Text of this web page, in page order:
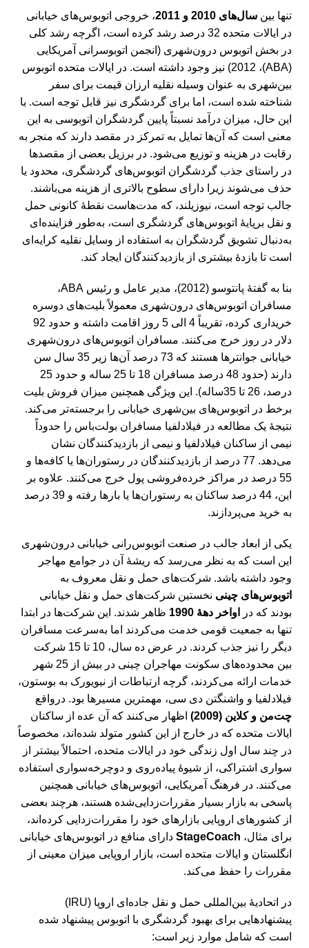
تنها بین سال‌های 2010 و 2011
، خروجی اتوبوس‌های خیابانی
در ایالات متحده 32 درصد رشد کرده است، اگرچه رشد کلی
در بخش اتوبوس درون‌شهری (انجمن اتوبوسرانی آمریکایی
(ABA)، 2012) نیز وجود داشته است. در ایالات متحده اتوبوس
بین‌شهری به عنوان وسیله نقلیه ارزان قیمت برای سفر
شناخته شده است، اما برای گردشگری نیز قابل توجه است. با
این حال، میزان درآمد نسبتاً پایین گردشگران اتوبوسی به این
معنی است که آن‌ها تمایل به تمرکز در مقصد دارند که منجر به
رقابت در هزینه و توزیع می‌شود. در برزیل بعضی از مقصدها
در راستای جذب گردشگران اتوبوس‌های گردشگری، محدود یا
حذف می‌شوند زیرا دارای سطوح بالاتری از هزینه می‌باشند.
جالب توجه است، نیوزیلند، که مدت‌هاست نقطۀ کانونی حمل
و نقل برپایۀ اتوبوس‌های گردشگری است، به‌طور فزاینده‌ای
به‌دنبال تشویق گردشگران به استفاده از وسایل نقلیه کرایه‌ای
است تا بازدۀ بیشتری از بازدیدکنندگان ایجاد کند.
بنا به گفتۀ پانتوسو (2012)، مدیر عامل و رئیس ABA،
مسافران اتوبوس‌های درون‌شهری معمولاً بلیت‌های دوسره
خریداری کرده، تقریباً 4 الی 5 روز اقامت داشته و حدود 92
دلار در روز خرج می‌کنند. مسافران اتوبوس‌های درون‌شهری
خیابانی جوانترها هستند که 73 درصد آن‌ها زیر 35 سال سن
دارند (حدود 48 درصد مسافران 18 تا 25 ساله و حدود 25
درصد، 26 تا 35ساله). این ویژگی همچنین میزان فروش بلیت
برخط در اتوبوس‌های بین‌شهری خیابانی را برجسته‌تر می‌کند.
نتیجۀ یک مطالعه در فیلادلفیا مسافران بولت‌باس را حدوداً
نیمی از ساکنان فیلادلفیا و نیمی از بازدید‌کنندگان نشان
می‌دهد. 77 درصد از بازدیدکنندگان در رستوران‌ها یا کافه‌ها و
55 درصد در مراکز خرده‌فروشی پول خرج می‌کنند. علاوه بر
این، 44 درصد ساکنان به رستوران‌ها یا بارها رفته و 39 درصد
به خرید می‌پردازند.
یکی از ابعاد جالب در صنعت اتوبوس‌رانی خیابانی درون‌شهری
این است که به نظر می‌رسد که ریشۀ آن در جوامع مهاجر
وجود داشته باشد. شرکت‌های حمل و نقل معروف به
اتوبوس‌های چینی نخستین شرکت‌های حمل و نقل خیابانی
بودند که در
اواخر دهۀ 1990
ظاهر شدند. این شرکت‌ها در ابتدا
تنها به جمعیت قومی خدمت می‌کردند اما به‌سرعت مسافران
دیگر را نیز جذب کردند. در عرض ده سال، 10 تا 15 شرکت
بین محدوده‌های سکونت مهاجران چینی در بیش از 25 شهر
خدمات ارائه می‌کردند، گرچه ارتباطات از نیویورک به بوستون،
فیلادلفیا و واشنگتن دی سی، مهمترین مسیرها بود. درواقع
چت‌من و کلاین (2009)
اظهار می‌کنند که آن عده از ساکنان
ایالات متحده که در خارج از این کشور متولد شده‌اند، مخصوصاً
در چند سال اول زندگی خود در ایالات متحده، احتمالاً بیشتر از
سواری اشتراکی، از شیوۀ پیاده‌روی و دوچرخه‌سواری استفاده
می‌کنند. در فرهنگ آمریکایی، اتوبوس‌های خیابانی همچنین
پاسخی به بازار بسیار مقررات‌زدایی‌شده هستند، هرچند بعضی
از کشورهای اروپایی بازار‌های خود را مقررات‌زدایی کرده‌اند،
برای مثال، StageCoach دارای منافع در اتوبوس‌های خیابانی
انگلستان و ایالات متحده است، بازار اروپایی میزان معینی از
مقررات را حفظ می‌کند.
در اتحادیۀ بین‌المللی حمل و نقل جاده‌ای اروپا (IRU)
پیشنهادهایی برای بهبود گردشگری با اتوبوس پیشنهاد شده
است که شامل موارد زیر است: